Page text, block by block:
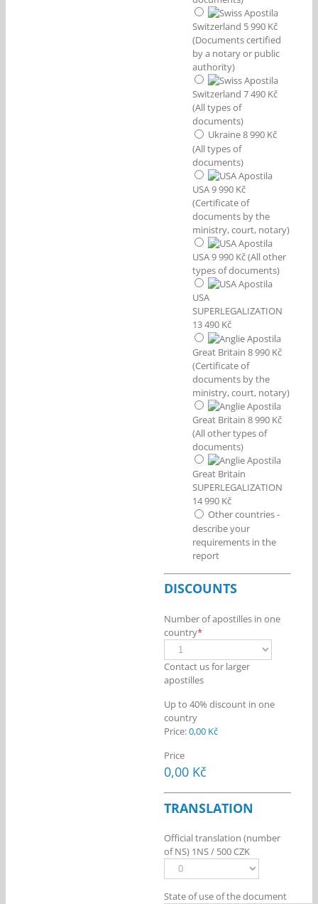
Switzerland 5 990 Kč
(Documents certified
by a notary or public
authority)
Switzerland 7 490 Kč
(All types of
documents)
Ukraine 8 990 Kč
(All types of
documents)
USA 9 990 Kč
(Certificate of
documents by the
ministry, court, notary)
USA 9 990 Kč (All other
types of documents)
USA
SUPERLEGALIZATION
13 490 Kč
Great Britain 8 990 Kč
(Certificate of
documents by the
ministry, court, notary)
Great Britain 8 990 Kč
(All other types of
documents)
Great Britain
SUPERLEGALIZATION
14 990 Kč
Other countries -
describe your
requirements in the
report
DISCOUNTS
Number of apostilles in one
country*
Contact us for larger
apostilles
Up to 40% discount in one
country
Price:0,00 Kč
Price
0,00 Kč
TRANSLATION
Official translation (number
of NS) 1NS / 500 CZK
State of use of the document